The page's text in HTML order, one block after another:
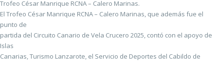
Trofeo César Manrique RCNA – Calero Marinas.
El Trofeo César Manrique RCNA – Calero Marinas, que además fue el
punto de
partida del Circuito Canario de Vela Crucero 2025, contó con el apoyo de
Islas
Canarias, Turismo Lanzarote, el Servicio de Deportes del Cabildo de